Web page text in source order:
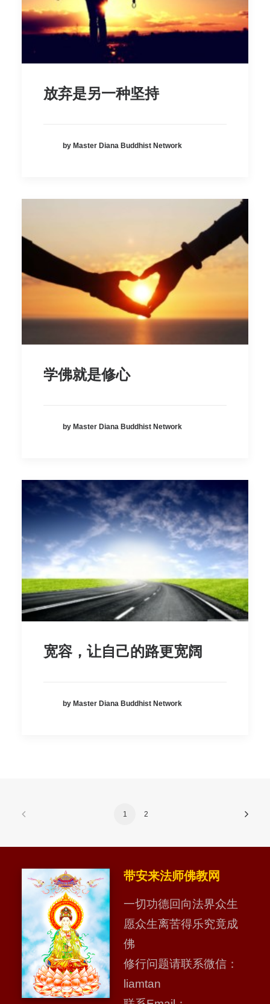
放弃是另一种坚持
by Master Diana Buddhist Network
学佛就是修心
by Master Diana Buddhist Network
宽容，让自己的路更宽阔
by Master Diana Buddhist Network
1 2
带安来法师佛教网
一切功德回向法界众生
愿众生离苦得乐究竟成
佛
修行问题请联系微信：
liamtan